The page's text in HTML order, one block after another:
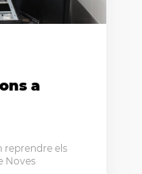
a
reprendre els
Noves